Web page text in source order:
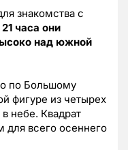
знакомства с
21 часа они
над южной
по Большому
фигуре из четырех
небе. Квадрат
для всего осеннего